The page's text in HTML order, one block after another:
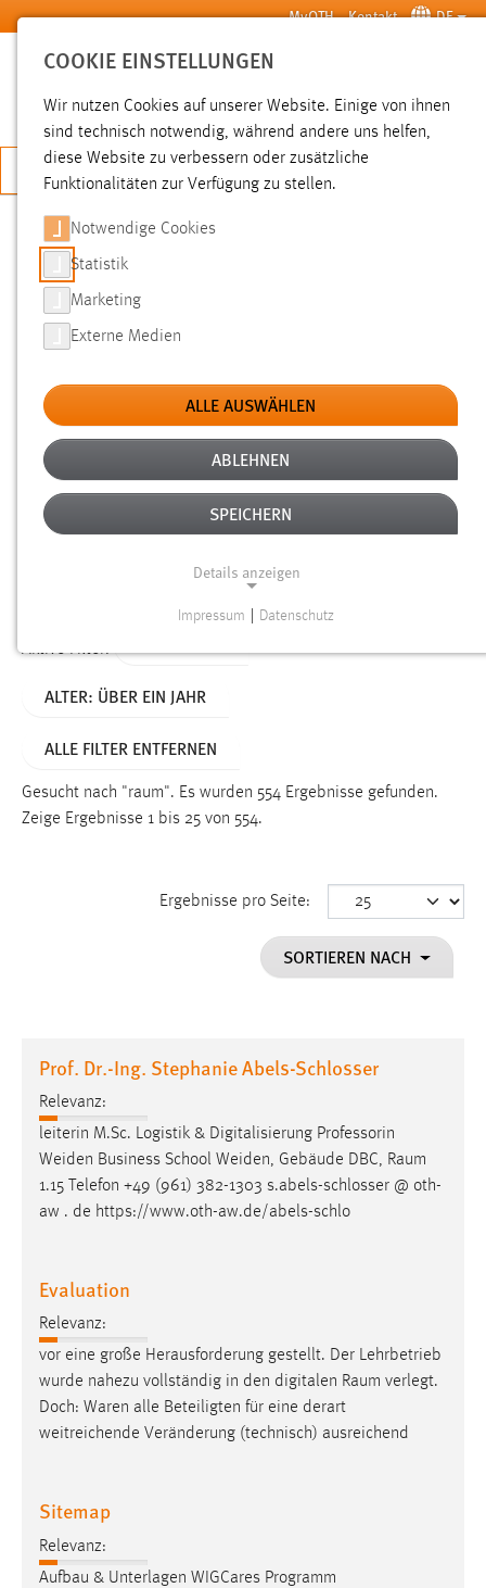
Zum Hauptinhalt springen MyOTH Kontakt DE
SUCHE
JETZT BEWERBEN
SUCHE
FILTER
Typ
Erstellungsdatum
Alter
Aktive Filter:
ALTER: ÜBER EIN JAHR
ALLE FILTER ENTFERNEN
Gesucht nach "raum". Es wurden 554 Ergebnisse gefunden.
Zeige Ergebnisse 1 bis 25 von 554.
Ergebnisse pro Seite:
SORTIEREN NACH
Prof. Dr.-Ing. Stephanie Abels-Schlosser
Relevanz:
leiterin M.Sc. Logistik & Digitalisierung Professorin
Weiden Business School Weiden, Gebäude DBC, Raum
1.15 Telefon +49 (961) 382-1303 s.abels-schlosser @ oth-
aw . de https://www.oth-aw.de/abels-schlo
Evaluation
Relevanz:
vor eine große Herausforderung gestellt. Der Lehrbetrieb
wurde nahezu vollständig in den digitalen Raum verlegt.
Doch: Waren alle Beteiligten für eine derart
weitreichende Veränderung (technisch) ausreichend
Sitemap
Relevanz:
Aufbau & Unterlagen WIGCares Programm
COOKIE EINSTELLUNGEN
Wir nutzen Cookies auf unserer Website. Einige von ihnen
sind technisch notwendig, während andere uns helfen,
diese Website zu verbessern oder zusätzliche
Funktionalitäten zur Verfügung zu stellen.
Notwendige Cookies
Statistik
Marketing
Externe Medien
ALLE AUSWÄHLEN
ABLEHNEN
SPEICHERN
Details anzeigen
Funktionen und sind für die einwandfreie Funktion der
Name:
Dieser Cookie speichert die ausgewählten Einverständnis-
Performance
Name:
staticfilecache
Zweck:
Für performante Seitenauslieferung wird in diesem Cookie
gespeichert, ob man eingeloggt ist.
Name:
site-language-preference
Zweck:
Das Cookie speichert die gewählte Sprache der Website.
Cookie Laufzeit:
Chat
Name:
Impressum Datenschutz